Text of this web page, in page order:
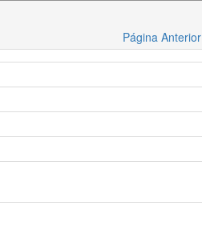
Página Anterior